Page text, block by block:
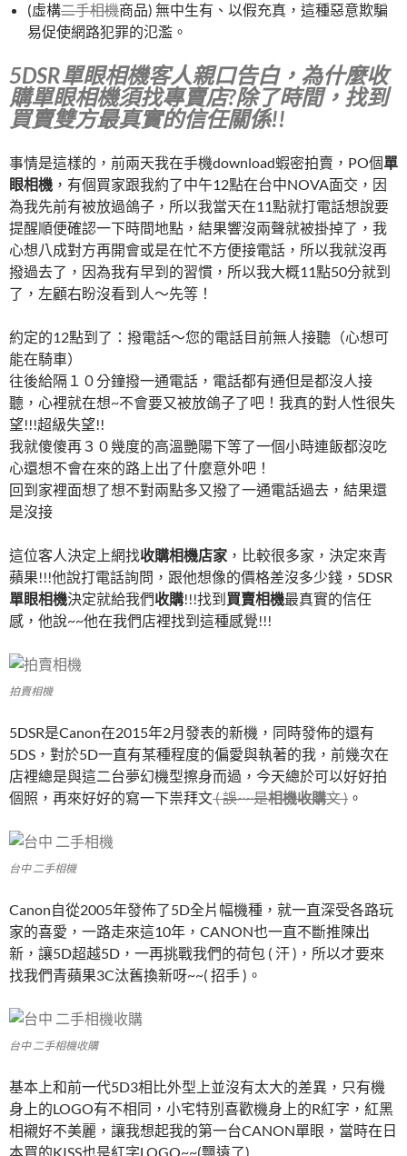
(虛構二手相機商品) 無中生有、以假充真，這種惡意欺騙
易促使網路犯罪的氾濫。
5DSR單眼相機客人親口告白，為什麼收
購單眼相機須找專賣店?除了時間，找到
買賣雙方最真實的信任關係!!
事情是這樣的，前兩天我在手機download蝦密拍賣，PO個單
眼相機 ，有個買家跟我約了中午12點在台中NOVA面交，因
為我先前有被放過鴿子，所以我當天在11點就打電話想說要
提醒順便確認一下時間地點，結果響沒兩聲就被掛掉了，我
心想八成對方再開會或是在忙不方便接電話，所以我就沒再
撥過去了，因為我有早到的習慣，所以我大概11點50分就到
了，左顧右盼沒看到人～先等！
約定的12點到了：撥電話～您的電話目前無人接聽（心想可
能在騎車）
往後給隔１０分鐘撥一通電話，電話都有通但是都沒人接
聽，心裡就在想~不會要又被放鴿子了吧！我真的對人性很失
望!!!超級失望!!
我就傻傻再３０幾度的高溫艷陽下等了一個小時連飯都沒吃
心還想不會在來的路上出了什麼意外吧！
回到家裡面想了想不對兩點多又撥了一通電話過去，結果還
是沒接
這位客人決定上網找收購相機店家 ，比較很多家，決定來青
蘋果!!!他說打電話詢問，跟他想像的價格差沒多少錢，5DSR
單眼相機決定就給我們收購!!!找到 買賣相機最真實的信任
感，他說~~他在我們店裡找到這種感覺!!!
拍賣相機
5DSR是Canon在2015年2月發表的新機，同時發佈的還有
5DS，對於5D一直有某種程度的偏愛與執著的我，前幾次在
店裡總是與這二台夢幻機型擦身而過，今天總於可以好好拍
個照，再來好好的寫一下祟拜文( 誤~~是相機收購文 ) 。
台中 二手相機
Canon自從2005年發佈了5D全片幅機種，就一直深受各路玩
家的喜愛，一路走來這10年，CANON也一直不斷推陳出
新，讓5D超越5D，一再挑戰我們的荷包 ( 汗 )，所以才要來
找我們青蘋果3C汰舊換新呀~~( 招手 )。
台中 二手相機收購
基本上和前一代5D3相比外型上並沒有太大的差異，只有機
身上的LOGO有不相同，小宅特別喜歡機身上的R紅字，紅黑
相襯好不美麗，讓我想起我的第一台CANON單眼，當時在日
本買的KISS也是紅字LOGO~~(飄遠了)